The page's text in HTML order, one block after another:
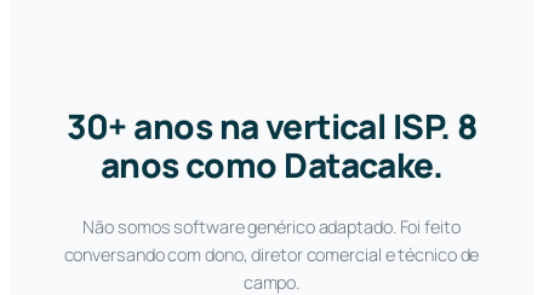
30+ anos na vertical ISP. 8
anos como Datacake.
Não somos software genérico adaptado. Foi feito
conversando com dono, diretor comercial e técnico de
campo.